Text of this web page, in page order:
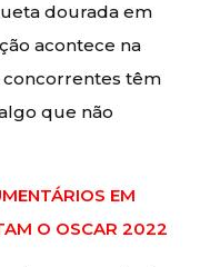
dourada em
acontece na
concorrentes têm
que não
EM
O OSCAR 2022